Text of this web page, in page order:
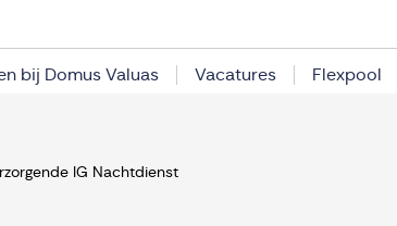
bij Domus Valuas Vacatures Flexpool
IG Nachtdienst